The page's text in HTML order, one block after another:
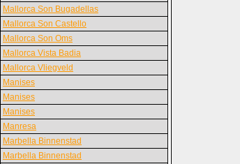
Mallorca Son Bugadellas
Mallorca Son Castello
Mallorca Son Oms
Mallorca Vista Badia
Mallorca Vliegveld
Manises
Manises
Manises
Manresa
Marbella Binnenstad
Marbella Binnenstad